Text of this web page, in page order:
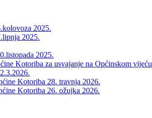
2025.
2025.
2025.
Kotoriba za usvajanje na Općinskom vijeću
Kotoriba 28. travnja 2026.
Kotoriba 26. ožujka 2026.